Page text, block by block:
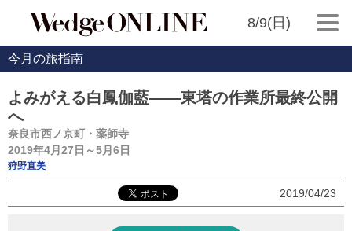
8/9(日)
今月の旅指南
よみがえる白鳳伽藍――東塔の作業所最終公開
へ
奈良市西ノ京町・薬師寺
2019年4月27日～5月6日
狩野直美
2019/04/23